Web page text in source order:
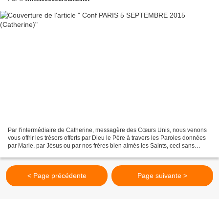
Par l'intermédiaire de Catherine, messagère des Cœurs Unis, nous venons
vous offrir les trésors offerts par Dieu le Père à travers les Paroles données
par Marie, par Jésus ou par nos frères bien aimés les Saints, ceci sans
< Page précédente Page suivante >